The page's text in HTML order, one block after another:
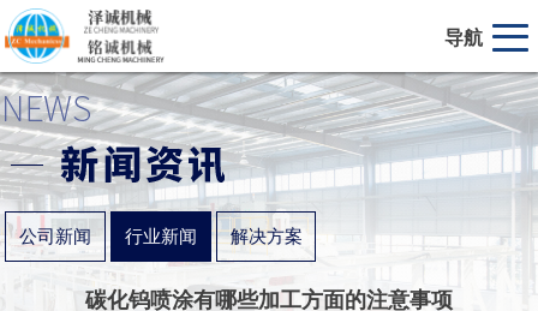
导航
公司新闻 行业新闻 解决方案
碳化钨喷涂有哪些加工方面的注意事项